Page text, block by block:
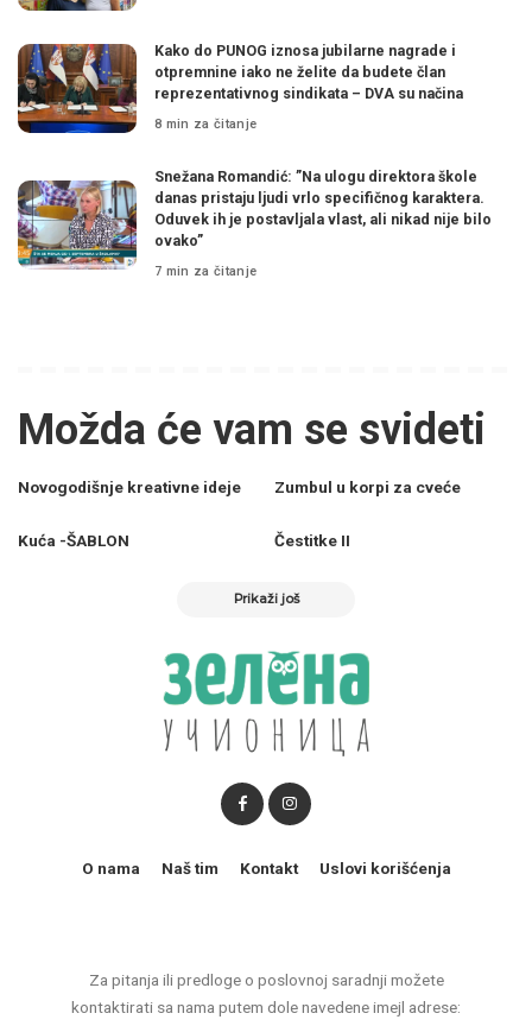
Kako do PUNOG iznosa jubilarne nagrade i
otpremnine iako ne želite da budete član
reprezentativnog sindikata – DVA su načina
8 min za čitanje
Snežana Romandić: ”Na ulogu direktora škole
danas pristaju ljudi vrlo specifičnog karaktera.
Oduvek ih je postavljala vlast, ali nikad nije bilo
ovako”
7 min za čitanje
Možda će vam se svideti
Novogodišnje kreativne ideje Zumbul u korpi za cveće
Kuća -ŠABLON Čestitke II
Prikaži još
Za pitanja ili predloge o poslovnoj saradnji možete
kontaktirati sa nama putem dole navedene imejl adrese:
O nama Naš tim Kontakt Uslovi korišćenja